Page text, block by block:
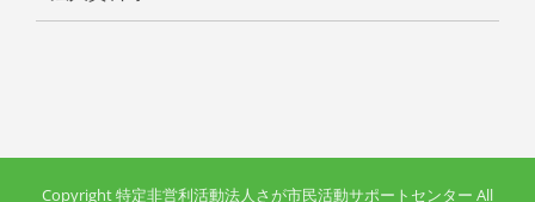
Copyright 特定非営利活動法人さが市民活動サポートセンター All